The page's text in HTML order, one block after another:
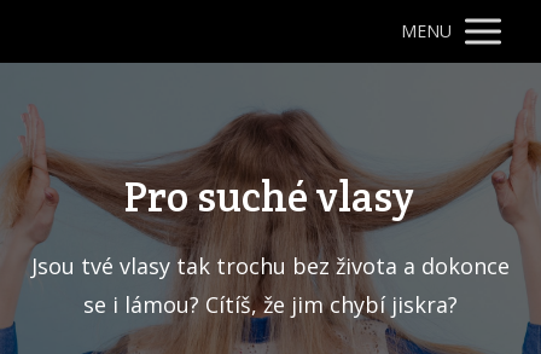
MENU
Pro suché vlasy
Jsou tvé vlasy tak trochu bez života a dokonce
se i lámou? Cítíš, že jim chybí jiskra?